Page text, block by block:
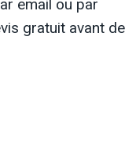
email ou par
gratuit avant de